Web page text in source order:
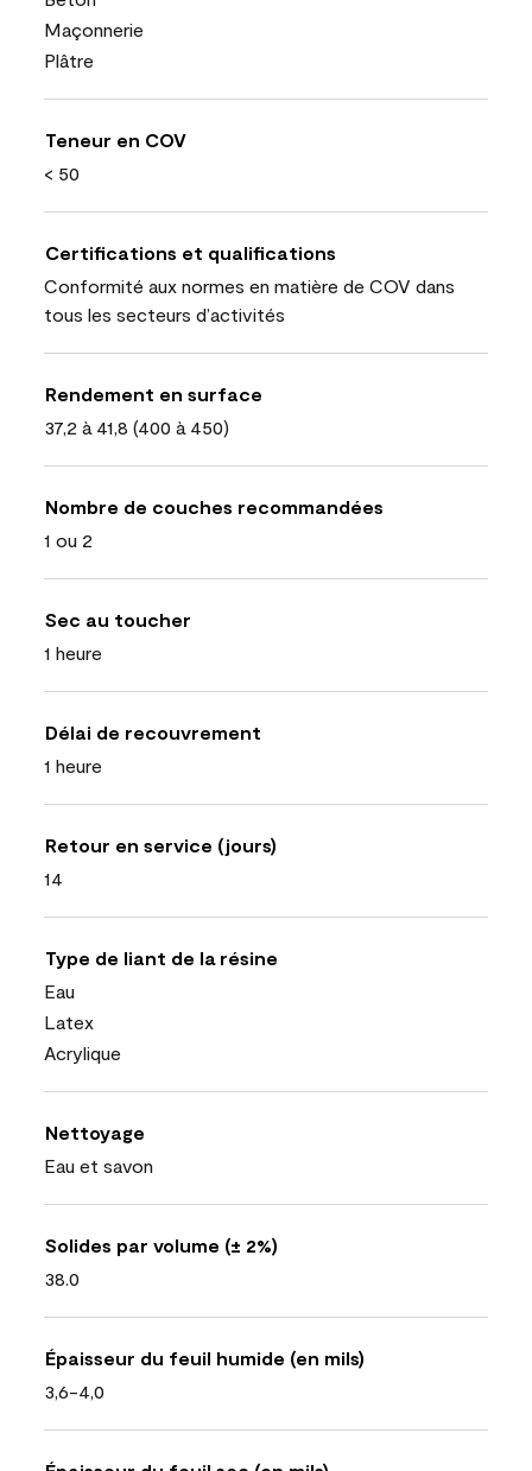
Maçonnerie
Plâtre
Teneur en COV
< 50
Certifications et qualifications
Conformité aux normes en matière de COV dans
tous les secteurs d’activités
Rendement en surface
37,2 à 41,8 (400 à 450)
Nombre de couches recommandées
1 ou 2
Sec au toucher
1 heure
Délai de recouvrement
1 heure
Retour en service (jours)
14
Type de liant de la résine
Eau
Latex
Acrylique
Nettoyage
Eau et savon
Solides par volume (± 2%)
38.0
Épaisseur du feuil humide (en mils)
3,6-4,0